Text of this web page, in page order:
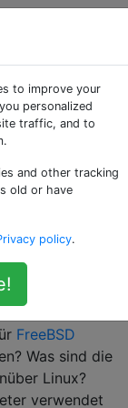
FreeBSD
Was sind die
Linux?
verwendet
to improve your
personalized
traffic, and to
and other tracking
old or have
policy.